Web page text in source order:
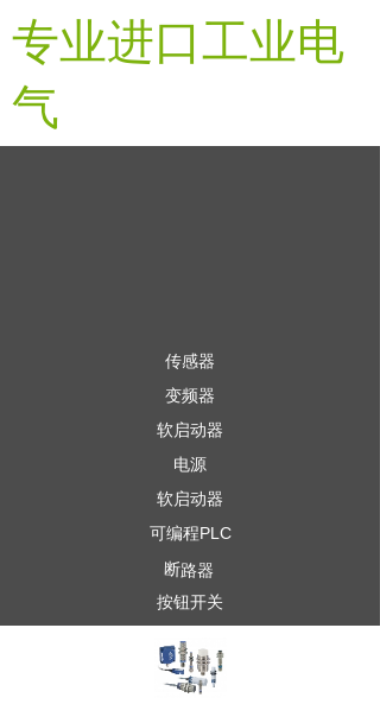
专业进口工业电
气
软启动器
可编程PLC
断路器
按钮开关
变频器
软启动器
传感器
电源